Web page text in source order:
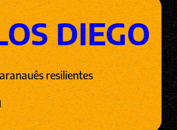
DIEGO
resilientes